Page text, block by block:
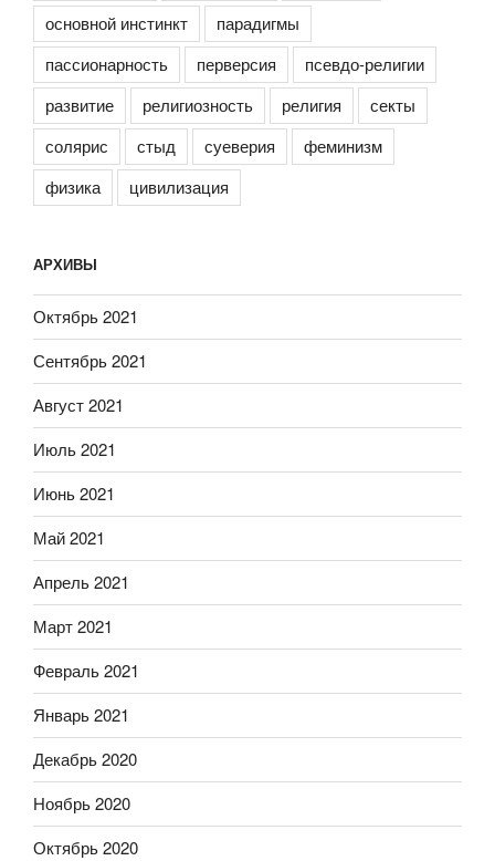
основной инстинкт
парадигмы
пассионарность
перверсия
псевдо-религии
развитие
религиозность религия
секты
солярис
стыд суеверия
феминизм
физика
цивилизация
АРХИВЫ
Октябрь 2021
Сентябрь 2021
Август 2021
Июль 2021
Июнь 2021
Май 2021
Апрель 2021
Март 2021
Февраль 2021
Январь 2021
Декабрь 2020
Ноябрь 2020
Октябрь 2020